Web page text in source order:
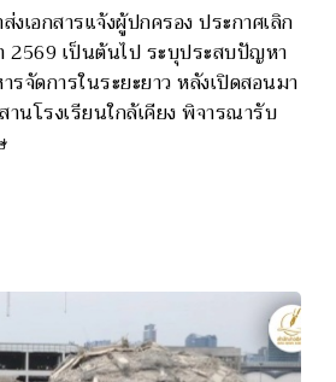
งเอกสารแจ้งผู้ปกครอง ประกาศเลิก
2569 เป็นต้นไป ระบุประสบปัญหา
รจัดการในระยะยาว หลังเปิดสอนมา
นโรงเรียนใกล้เคียง พิจารณารับ